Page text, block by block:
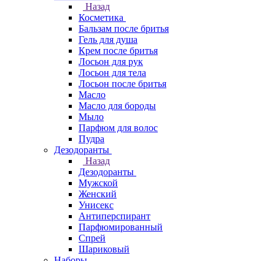
Назад
Косметика
Бальзам после бритья
Гель для душа
Крем после бритья
Лосьон для рук
Лосьон для тела
Лосьон после бритья
Масло
Масло для бороды
Мыло
Парфюм для волос
Пудра
Дезодоранты
Назад
Дезодоранты
Мужской
Женский
Унисекс
Антиперспирант
Парфюмированный
Спрей
Шариковый